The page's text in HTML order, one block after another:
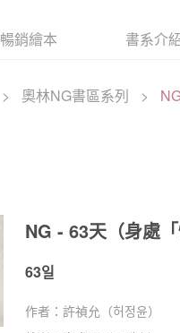
暢銷繪本 書系介
> 奧林NG書區系列 >
NG - 63天（身處
63일
作者：許禎允（허정윤）